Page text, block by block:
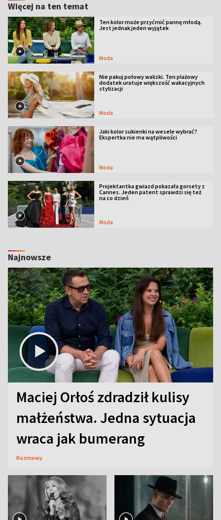
Więcej na ten temat
Ten kolor może przyćmić pannę młodą.
Jest jednak jeden wyjątek
Moda
Nie pakuj połowy walizki. Ten plażowy
dodatek uratuje większość wakacyjnych
stylizacji
Moda
Jaki kolor sukienki na wesele wybrać?
Ekspertka nie ma wątpliwości
Moda
Projektantka gwiazd pokazała gorsety z
Cannes. Jeden patent sprawdzi się też
na co dzień
Moda
Najnowsze
Maciej Orłoś zdradził kulisy
małżeństwa. Jedna sytuacja
wraca jak bumerang
Rozmowy